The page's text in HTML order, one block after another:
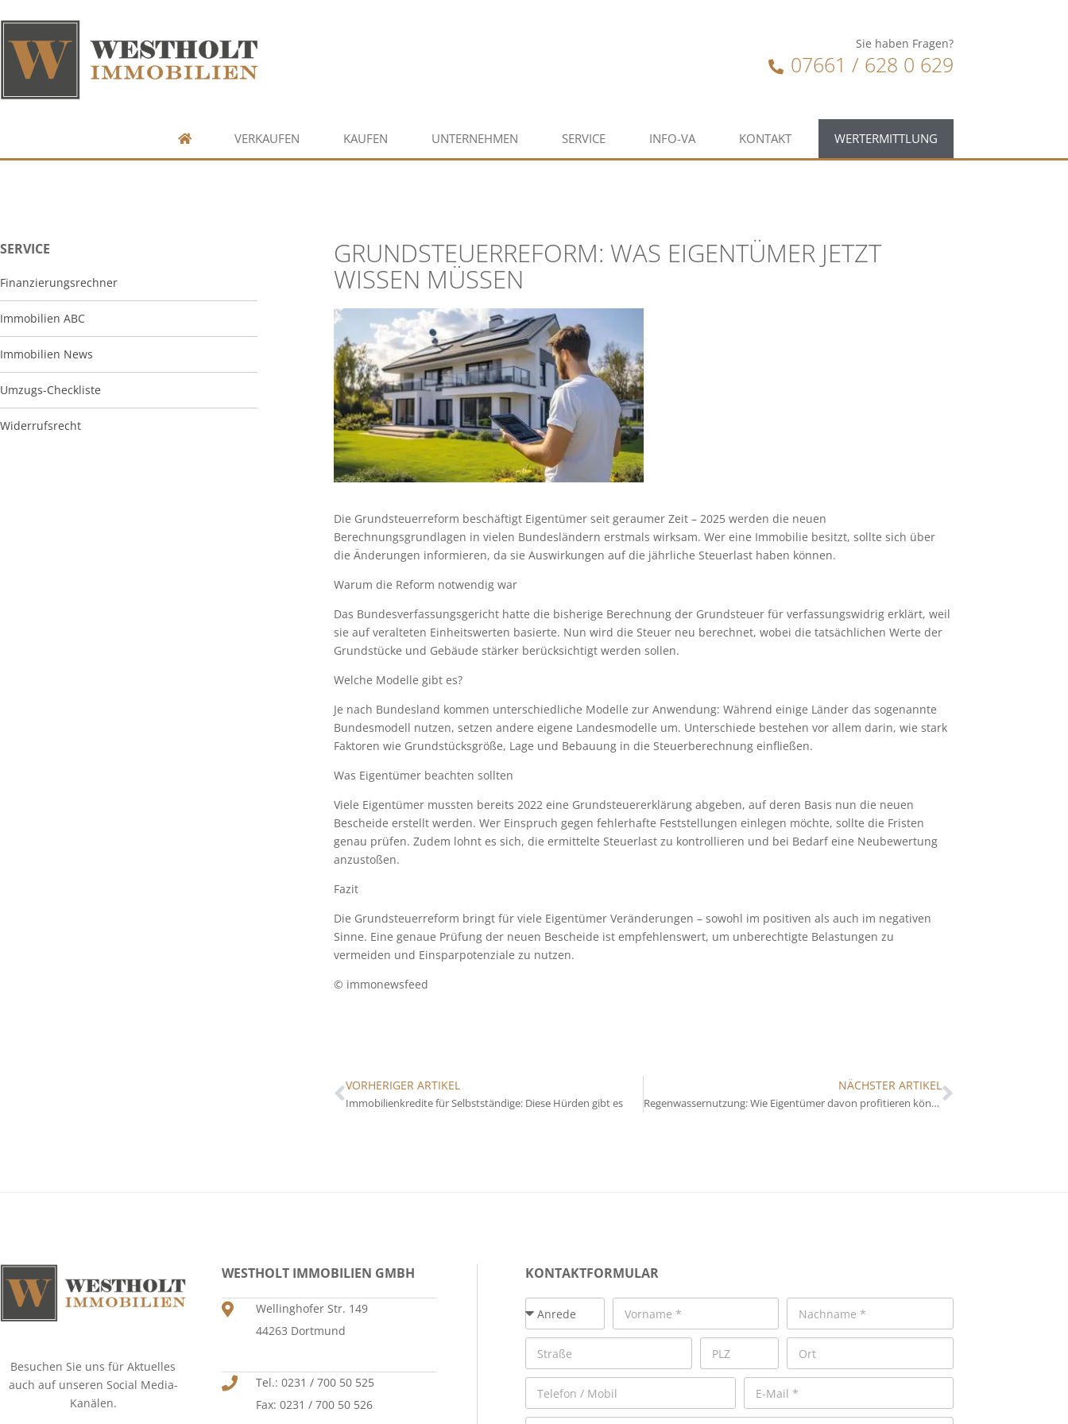
Sie haben Fragen?
07661 / 628 0 629
VERKAUFEN KAUFEN UNTERNEHMEN SERVICE INFO-VA KONTAKT WERTERMITTLUNG
SERVICE
Finanzierungsrechner
Immobilien ABC
Immobilien News
Umzugs-Checkliste
Widerrufsrecht
GRUNDSTEUERREFORM: WAS EIGENTÜMER JETZT
WISSEN MÜSSEN
Die Grundsteuerreform beschäftigt Eigentümer seit geraumer Zeit – 2025 werden die neuen
Berechnungsgrundlagen in vielen Bundesländern erstmals wirksam. Wer eine Immobilie besitzt, sollte sich über
die Änderungen informieren, da sie Auswirkungen auf die jährliche Steuerlast haben können.
Warum die Reform notwendig war
Das Bundesverfassungsgericht hatte die bisherige Berechnung der Grundsteuer für verfassungswidrig erklärt, weil
sie auf veralteten Einheitswerten basierte. Nun wird die Steuer neu berechnet, wobei die tatsächlichen Werte der
Grundstücke und Gebäude stärker berücksichtigt werden sollen.
Welche Modelle gibt es?
Je nach Bundesland kommen unterschiedliche Modelle zur Anwendung: Während einige Länder das sogenannte
Bundesmodell nutzen, setzen andere eigene Landesmodelle um. Unterschiede bestehen vor allem darin, wie stark
Faktoren wie Grundstücksgröße, Lage und Bebauung in die Steuerberechnung einfließen.
Was Eigentümer beachten sollten
Viele Eigentümer mussten bereits 2022 eine Grundsteuererklärung abgeben, auf deren Basis nun die neuen
Bescheide erstellt werden. Wer Einspruch gegen fehlerhafte Feststellungen einlegen möchte, sollte die Fristen
genau prüfen. Zudem lohnt es sich, die ermittelte Steuerlast zu kontrollieren und bei Bedarf eine Neubewertung
anzustoßen.
Fazit
Die Grundsteuerreform bringt für viele Eigentümer Veränderungen – sowohl im positiven als auch im negativen
Sinne. Eine genaue Prüfung der neuen Bescheide ist empfehlenswert, um unberechtigte Belastungen zu
vermeiden und Einsparpotenziale zu nutzen.
© immonewsfeed
VORHERIGER ARTIKEL
Immobilienkredite für Selbstständige: Diese Hürden gibt es
NÄCHSTER ARTIKEL
Regenwassernutzung: Wie Eigentümer davon profitieren können
Besuchen Sie uns für Aktuelles
auch auf unseren Social Media-
Kanälen.
WESTHOLT IMMOBILIEN GMBH
Wellinghofer Str. 149
44263 Dortmund
Tel.: 0231 / 700 50 525
Fax: 0231 / 700 50 526
KONTAKTFORMULAR